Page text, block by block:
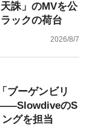
誅」のMVを公
ックの荷台
2026/8/7
ブーゲンビリ
のS
グを担当